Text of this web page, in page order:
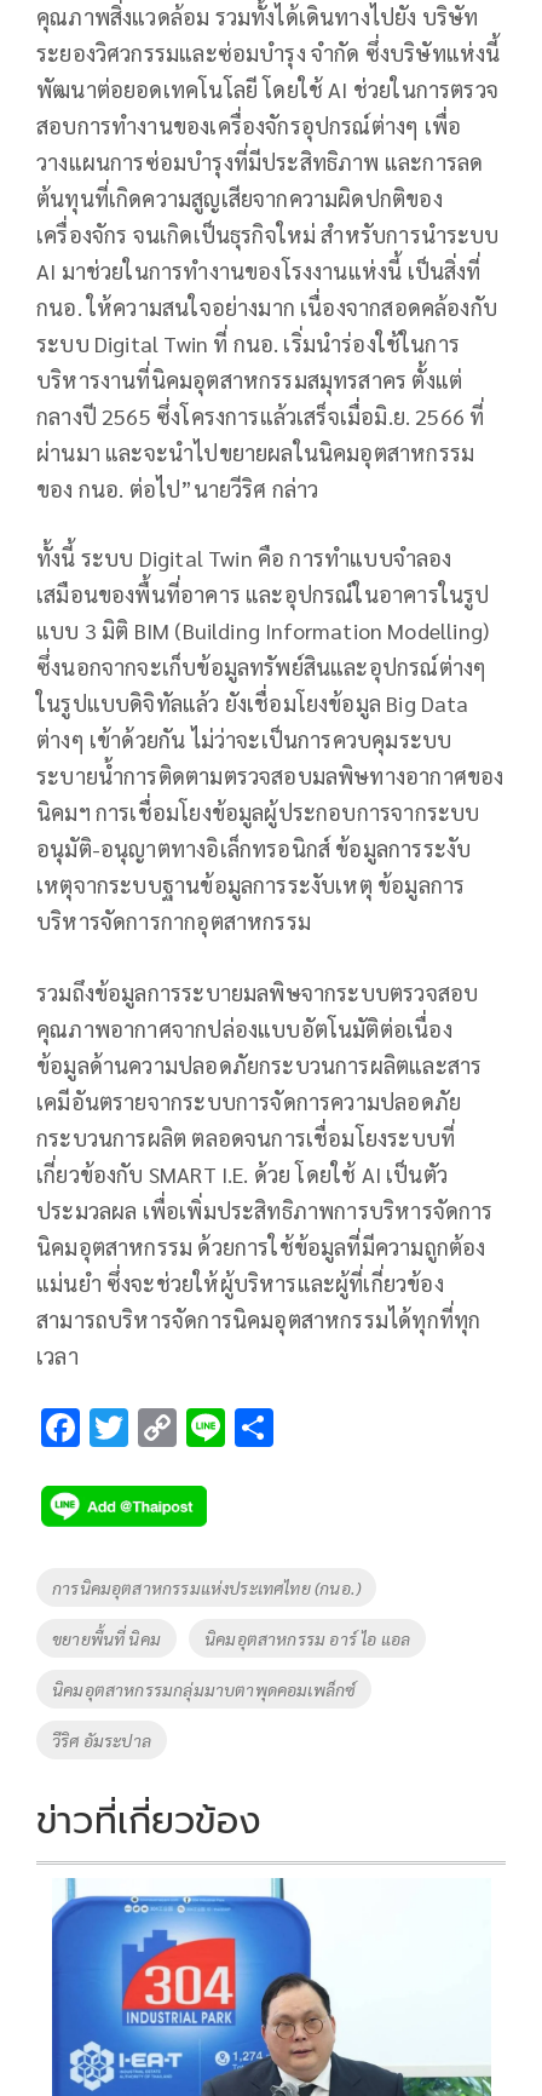
คุณภาพสิ่งแวดล้อม รวมทั้งได้เดินทางไปยัง บริษัท
ระยองวิศวกรรมและซ่อมบำรุง จำกัด ซึ่งบริษัทแห่งนี้
พัฒนาต่อยอดเทคโนโลยี โดยใช้ AI ช่วยในการตรวจ
สอบการทำงานของเครื่องจักรอุปกรณ์ต่างๆ เพื่อ
วางแผนการซ่อมบำรุงที่มีประสิทธิภาพ และการลด
ต้นทุนที่เกิดความสูญเสียจากความผิดปกติของ
เครื่องจักร จนเกิดเป็นธุรกิจใหม่ สำหรับการนำระบบ
AI มาช่วยในการทำงานของโรงงานแห่งนี้ เป็นสิ่งที่
กนอ. ให้ความสนใจอย่างมาก เนื่องจากสอดคล้องกับ
ระบบ Digital Twin ที่ กนอ. เริ่มนำร่องใช้ในการ
บริหารงานที่นิคมอุตสาหกรรมสมุทรสาคร ตั้งแต่
กลางปี 2565 ซึ่งโครงการแล้วเสร็จเมื่อมิ.ย. 2566 ที่
ผ่านมา และจะนำไปขยายผลในนิคมอุตสาหกรรม
ของ กนอ. ต่อไป”นายวีริศ กล่าว
ทั้งนี้ ระบบ Digital Twin คือ การทำแบบจำลอง
เสมือนของพื้นที่อาคาร และอุปกรณ์ในอาคารในรูป
แบบ 3 มิติ BIM (Building Information Modelling)
ซึ่งนอกจากจะเก็บข้อมูลทรัพย์สินและอุปกรณ์ต่างๆ
ในรูปแบบดิจิทัลแล้ว ยังเชื่อมโยงข้อมูล Big Data
ต่างๆ เข้าด้วยกัน ไม่ว่าจะเป็นการควบคุมระบบ
ระบายน้ำการติดตามตรวจสอบมลพิษทางอากาศของ
นิคมฯ การเชื่อมโยงข้อมูลผู้ประกอบการจากระบบ
อนุมัติ-อนุญาตทางอิเล็กทรอนิกส์ ข้อมูลการระงับ
เหตุจากระบบฐานข้อมูลการระงับเหตุ ข้อมูลการ
บริหารจัดการกากอุตสาหกรรม
รวมถึงข้อมูลการระบายมลพิษจากระบบตรวจสอบ
คุณภาพอากาศจากปล่องแบบอัตโนมัติต่อเนื่อง
ข้อมูลด้านความปลอดภัยกระบวนการผลิตและสาร
เคมีอันตรายจากระบบการจัดการความปลอดภัย
กระบวนการผลิต ตลอดจนการเชื่อมโยงระบบที่
เกี่ยวข้องกับ SMART I.E. ด้วย โดยใช้ AI เป็นตัว
ประมวลผล เพื่อเพิ่มประสิทธิภาพการบริหารจัดการ
นิคมอุตสาหกรรม ด้วยการใช้ข้อมูลที่มีความถูกต้อง
แม่นยำ ซึ่งจะช่วยให้ผู้บริหารและผู้ที่เกี่ยวข้อง
สามารถบริหารจัดการนิคมอุตสาหกรรมได้ทุกที่ทุก
เวลา
F
e
b
o
o
k
T
tt
er
C
p
y
Li
Li
Tags
การนิคมอุตสาหกรรมแห่งประเทศไทย (กนอ.)
ขยายพื้นที่ นิคม นิคมอุตสาหกรรม อาร์ ไอ แอล
นิคมอุตสาหกรรมกลุ่มมาบตาพุดคอมเพล็กซ์
วีริศ อัมระปาล
ข่าวที่เกี่ยวข้อง